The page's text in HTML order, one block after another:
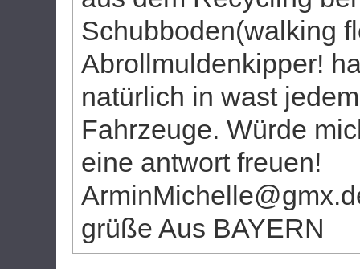
Schubboden(walking
Abrollmuldenkipper!
natürlich in wast
Fahrzeuge. Würde
eine antwort freuen!
grüße Aus BAYERN